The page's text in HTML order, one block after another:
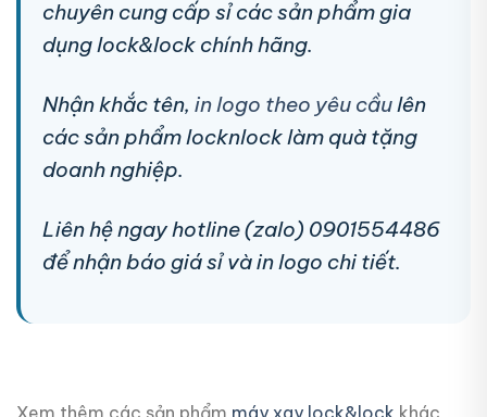
chuyên cung cấp sỉ các sản phẩm gia
dụng lock&lock chính hãng.
Nhận khắc tên, in logo theo yêu cầu lên
các sản phẩm locknlock làm quà tặng
doanh nghiệp.
Liên hệ ngay hotline (zalo) 0901554486
để nhận báo giá sỉ và in logo chi tiết.